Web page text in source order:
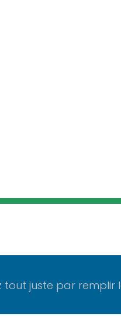
juste par remplir